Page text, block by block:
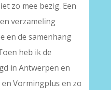
zo mee bezig. Een
verzameling
en de samenhang
heb ik de
in Antwerpen en
Vormingplus en zo